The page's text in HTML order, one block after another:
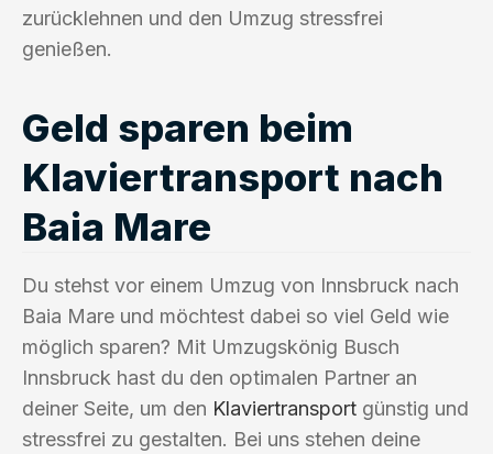
zurücklehnen und den Umzug stressfrei
genießen.
Geld sparen beim
Klaviertransport nach
Baia Mare
Du stehst vor einem Umzug von Innsbruck nach
Baia Mare und möchtest dabei so viel Geld wie
möglich sparen? Mit Umzugskönig Busch
Innsbruck hast du den optimalen Partner an
deiner Seite, um den Klaviertransport günstig und
stressfrei zu gestalten. Bei uns stehen deine